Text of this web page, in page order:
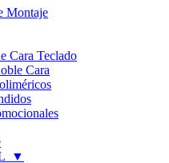
Montaje
Cara Teclado
Cara
▼